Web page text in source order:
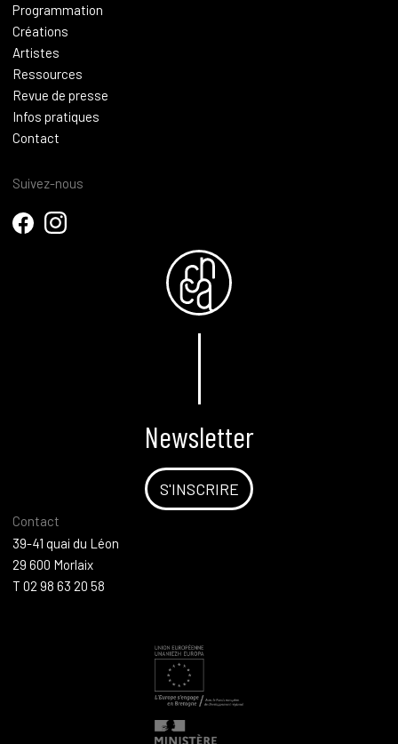
Programmation
Créations
Artistes
Ressources
Revue de presse
Infos pratiques
Contact
Suivez-nous
Newsletter
S'INSCRIRE
Contact
39-41 quai du Léon
29 600 Morlaix
T 02 98 63 20 58